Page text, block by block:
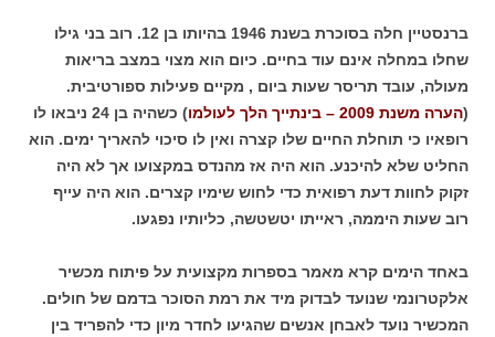
ברנסטיין חלה בסוכרת בשנת 1946 בהיותו בן 12. רוב בני גילו
שחלו במחלה אינם עוד בחיים. כיום הוא מצוי במצב בריאות
מעולה, עובד תריסר שעות ביום , מקיים פעילות ספורטיבית.
(הערה משנת 2009 – בינתייך הלך לעולמו
) כשהיה בן 24 ניבאו לו
רופאיו כי תוחלת החיים שלו קצרה ואין לו סיכוי להאריך ימים. הוא
החליט שלא להיכנע. הוא היה אז מהנדס במקצועו אך לא היה
זקוק לחוות דעת רפואית כדי לחוש שימיו קצרים. הוא היה עייף
רוב שעות היממה, ראייתו יטשטשה, כליותיו נפגעו.
באחד הימים קרא מאמר בספרות מקצועית על פיתוח מכשיר
אלקטרונמי שנועד לבדוק מיד את רמת הסוכר בדמם של חולים.
המכשיר נועד לאבחן אנשים שהגיעו לחדר מיון כדי להפריד בין